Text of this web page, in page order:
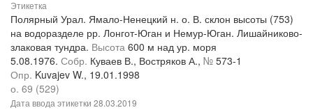
Этикетка
Полярный Урал. Ямало-Ненецкий н. о. В. склон высоты (753)
на водоразделе рр. Лонгот-Юган и Немур-Юган. Лишайниково-
злаковая тундра. Высота 600 м над ур. моря
5.08.1976. Собр. Куваев В., Востряков А., № 573-1
Опр. Kuvajev W., 19.01.1998
о. 69 (529)
Дата ввода этикетки 28.03.2019